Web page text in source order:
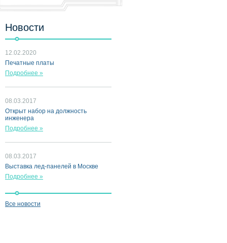
Новости
12.02.2020
Печатные платы
Подробнее »
08.03.2017
Открыт набор на должность
инженера
Подробнее »
08.03.2017
Выставка лед-панелей в Москве
Подробнее »
Все новости